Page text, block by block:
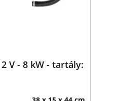
V - 8 kW - tartály: